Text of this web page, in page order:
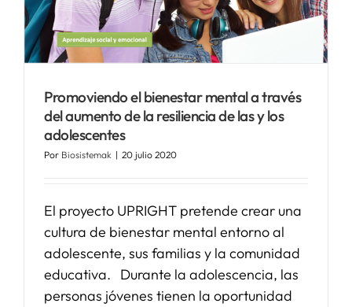
Promoviendo el bienestar mental a través
del aumento de la resiliencia de las y los
adolescentes
Por Biosistemak | 20 julio 2020
El proyecto UPRIGHT pretende crear una
cultura de bienestar mental entorno al
adolescente, sus familias y la comunidad
educativa. Durante la adolescencia, las
personas jóvenes tienen la oportunidad